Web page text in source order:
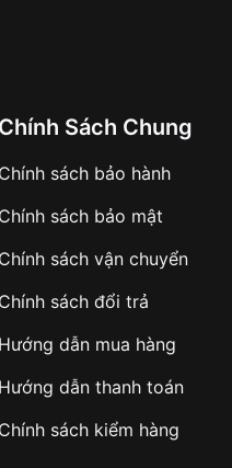
khi nhận hàng hoặc
nhanh chóng
đơn không mong
Chính Sách Chung
Chính sách bảo hành
Chính sách bảo mật
Chính sách vận chuyển
Chính sách đổi trả
Hướng dẫn mua hàng
Hướng dẫn thanh toán
Chính sách kiểm hàng